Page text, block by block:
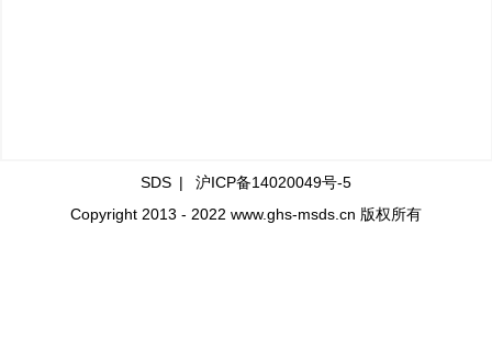
SDS | 沪ICP备14020049号-5
Copyright 2013 - 2022 www.ghs-msds.cn 版权所有